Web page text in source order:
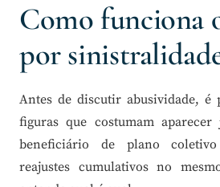
Como funciona
por
Antes de discutir abusividade, é
figuras que costumam
beneficiário de plano
reajustes cumulativos no